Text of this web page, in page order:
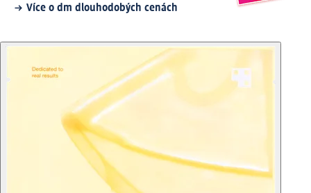
Více o dm dlouhodobých cenách